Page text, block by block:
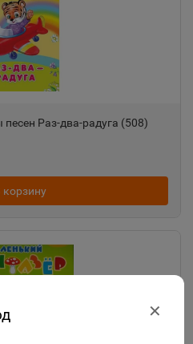
✕
песен Раз-два-радуга (508)
корзину